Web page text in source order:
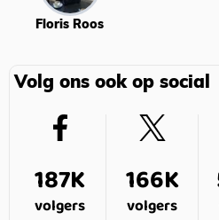
Floris Roos
Volg ons ook op social
187K
volgers
166K
volgers